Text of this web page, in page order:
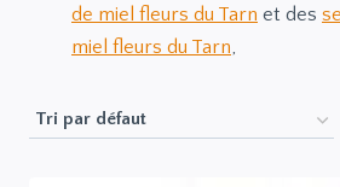
de miel fleurs du Tarn et des
miel fleurs du Tarn,